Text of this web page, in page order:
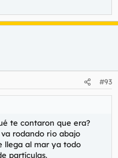
#93
te contaron que era?
rodando rio abajo
llega al mar ya todo
partículas.